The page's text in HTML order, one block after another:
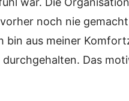
noch nie
bin aus meiner
Das